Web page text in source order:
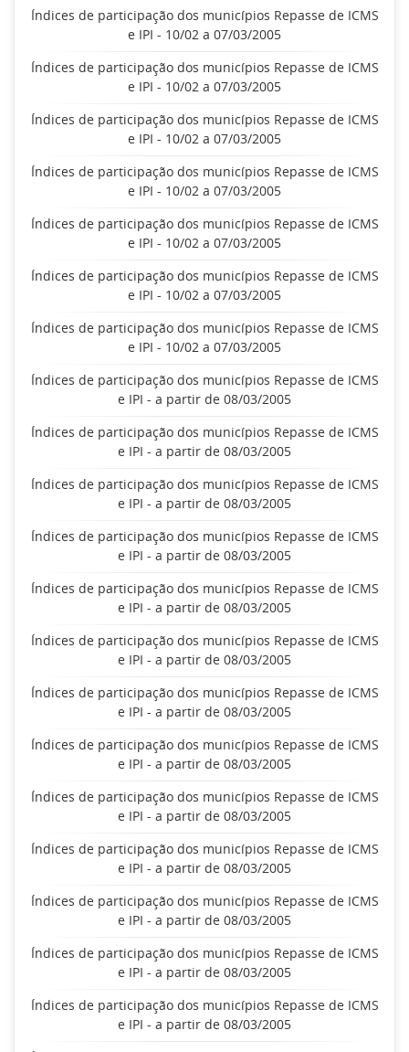
Índices de participação dos municípios Repasse de ICMS
e IPI - 10/02 a 07/03/2005
Índices de participação dos municípios Repasse de ICMS
e IPI - 10/02 a 07/03/2005
Índices de participação dos municípios Repasse de ICMS
e IPI - 10/02 a 07/03/2005
Índices de participação dos municípios Repasse de ICMS
e IPI - 10/02 a 07/03/2005
Índices de participação dos municípios Repasse de ICMS
e IPI - 10/02 a 07/03/2005
Índices de participação dos municípios Repasse de ICMS
e IPI - 10/02 a 07/03/2005
Índices de participação dos municípios Repasse de ICMS
e IPI - 10/02 a 07/03/2005
Índices de participação dos municípios Repasse de ICMS
e IPI - a partir de 08/03/2005
Índices de participação dos municípios Repasse de ICMS
e IPI - a partir de 08/03/2005
Índices de participação dos municípios Repasse de ICMS
e IPI - a partir de 08/03/2005
Índices de participação dos municípios Repasse de ICMS
e IPI - a partir de 08/03/2005
Índices de participação dos municípios Repasse de ICMS
e IPI - a partir de 08/03/2005
Índices de participação dos municípios Repasse de ICMS
e IPI - a partir de 08/03/2005
Índices de participação dos municípios Repasse de ICMS
e IPI - a partir de 08/03/2005
Índices de participação dos municípios Repasse de ICMS
e IPI - a partir de 08/03/2005
Índices de participação dos municípios Repasse de ICMS
e IPI - a partir de 08/03/2005
Índices de participação dos municípios Repasse de ICMS
e IPI - a partir de 08/03/2005
Índices de participação dos municípios Repasse de ICMS
e IPI - a partir de 08/03/2005
Índices de participação dos municípios Repasse de ICMS
e IPI - a partir de 08/03/2005
Índices de participação dos municípios Repasse de ICMS
e IPI - a partir de 08/03/2005